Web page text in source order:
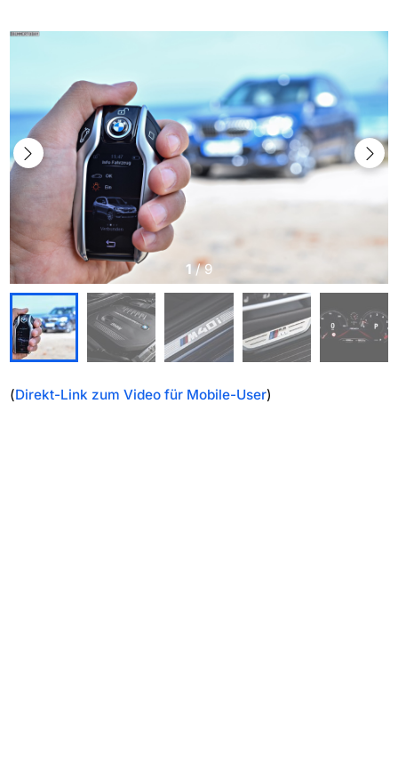
1 /9
(Direkt-Link zum Video für Mobile-User)